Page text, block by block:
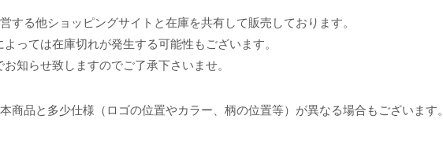
する他ショッピングサイトと在庫を共有して販売しております。
っては在庫切れが発生する可能性もございます。
知らせ致しますのでご了承下さいませ。
商品と多少仕様（ロゴの位置やカラー、柄の位置等）が異なる場合もございます。